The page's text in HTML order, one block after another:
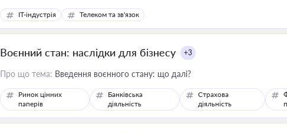
IT-індустрія Телеком та зв'язок
Воєнний стан: наслідки для бізнесу +3
Про що тема: Введення воєнного стану: що далі?
Ринок цінних
паперів
Банківська
діяльність
Страхова
діяльність